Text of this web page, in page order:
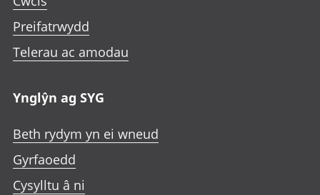
Preifatrwydd
Telerau ac amodau
Ynglŷn ag SYG
Beth rydym yn ei wneud
Gyrfaoedd
Cysylltu â ni